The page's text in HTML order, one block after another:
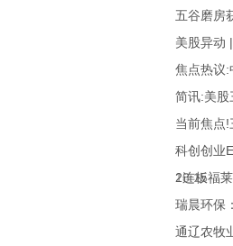
五谷磨房
美股异动
焦点热议:
简讯:美股
当前焦点
科创创业
18:15
2连板福
瑞晨环保
通辽农牧